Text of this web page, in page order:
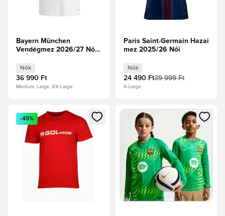
Bayern München
Vendégmez 2026/27 Női
Nők
36 990 Ft
Medium, Large, XX-Large
Paris Saint-Germain Hazai
mez 2025/26 Női
Nők
24 490 Ft39 999 Ft
X-Large
Megnyit egy modált a bejelentkezéshez vagy a tagként
-45%
Megnyit egy modált a